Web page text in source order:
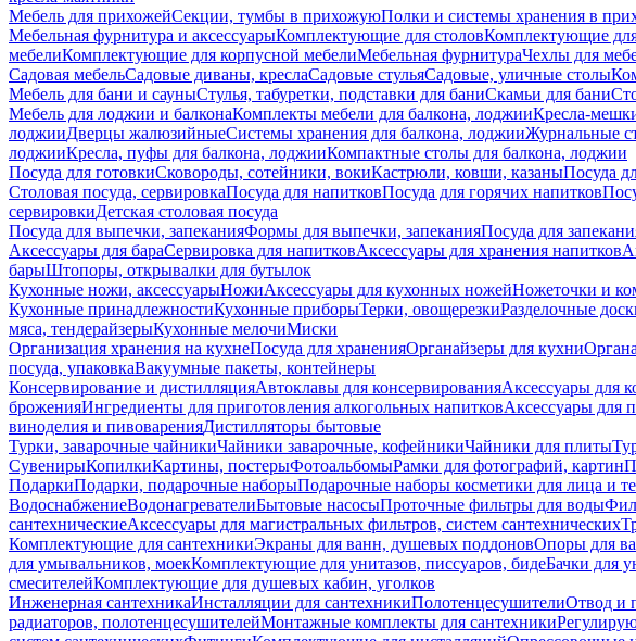
Мебель для прихожейСекции, тумбы в прихожуюПолки и системы хранения в
Мебельная фурнитура и аксессуарыКомплектующие для столовКомплектующие для
мебелиКомплектующие для корпусной мебелиМебельная фурнитураЧехлы для
Садовая мебельСадовые диваны, креслаСадовые стульяСадовые, уличные столы
Мебель для бани и сауныСтулья, табуретки, подставки для баниСкамьи для бани
Мебель для лоджии и балконаКомплекты мебели для балкона, лоджииКресла-
лоджииДверцы жалюзийныеСистемы хранения для балкона, лоджииЖурнальные
лоджииКресла, пуфы для балкона, лоджииКомпактные столы для балкона, лоджии
Посуда для готовкиСковороды, сотейники, вокиКастрюли, ковши, казаныПосуда
Столовая посуда, сервировкаПосуда для напитковПосуда для горячих напитков
сервировкиДетская столовая посуда
Посуда для выпечки, запеканияФормы для выпечки, запеканияПосуда для
Аксессуары для бараСервировка для напитковАксессуары для хранения напитков
барыШтопоры, открывалки для бутылок
Кухонные ножи, аксессуарыНожиАксессуары для кухонных ножейНожеточки и
Кухонные принадлежностиКухонные приборыТерки, овощерезкиРазделочные
мяса, тендерайзерыКухонные мелочиМиски
Организация хранения на кухнеПосуда для храненияОрганайзеры для кухни
посуда, упаковкаВакуумные пакеты, контейнеры
Консервирование и дистилляцияАвтоклавы для консервированияАксессуары для
броженияИнгредиенты для приготовления алкогольных напитковАксессуары для
виноделия и пивоваренияДистилляторы бытовые
Турки, заварочные чайникиЧайники заварочные, кофейникиЧайники для плиты
СувенирыКопилкиКартины, постерыФотоальбомыРамки для фотографий, картин
ПодаркиПодарки, подарочные наборыПодарочные наборы косметики для лица и
ВодоснабжениеВодонагревателиБытовые насосыПроточные фильтры для воды
сантехническиеАксессуары для магистральных фильтров, систем сантехнических
Комплектующие для сантехникиЭкраны для ванн, душевых поддоновОпоры для
для умывальников, моекКомплектующие для унитазов, писсуаров, бидеБачки для
смесителейКомплектующие для душевых кабин, уголков
Инженерная сантехникаИнсталляции для сантехникиПолотенцесушителиОтвод и
радиаторов, полотенцесушителейМонтажные комплекты для сантехники